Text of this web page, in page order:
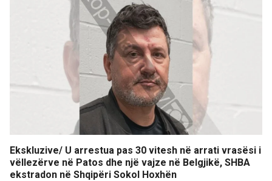
Ekskluzive/ U arrestua pas 30 vitesh në arrati vrasësi i
vëllezërve në Patos dhe një vajze në Belgjikë, SHBA
ekstradon në Shqipëri Sokol Hoxhën